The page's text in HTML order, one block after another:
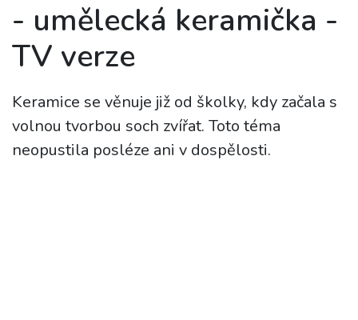
- umělecká keramička -
TV verze
Keramice se věnuje již od školky, kdy začala s
volnou tvorbou soch zvířat. Toto téma
neopustila posléze ani v dospělosti.